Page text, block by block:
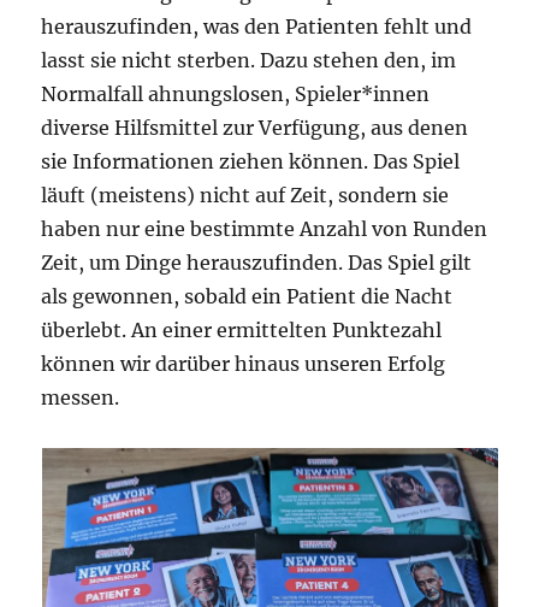
herauszufinden, was den Patienten fehlt und
lasst sie nicht sterben. Dazu stehen den, im
Normalfall ahnungslosen, Spieler*innen
diverse Hilfsmittel zur Verfügung, aus denen
sie Informationen ziehen können. Das Spiel
läuft (meistens) nicht auf Zeit, sondern sie
haben nur eine bestimmte Anzahl von Runden
Zeit, um Dinge herauszufinden. Das Spiel gilt
als gewonnen, sobald ein Patient die Nacht
überlebt. An einer ermittelten Punktezahl
können wir darüber hinaus unseren Erfolg
messen.